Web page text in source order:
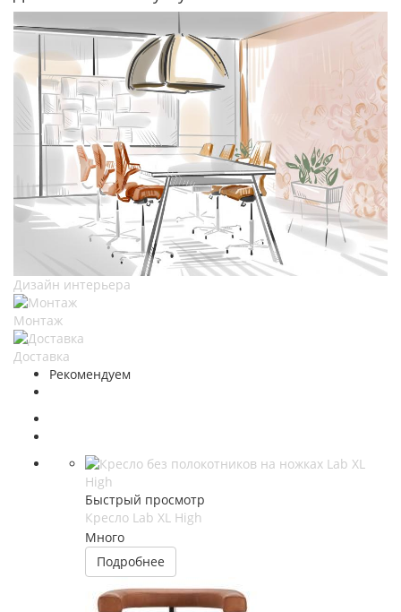
Дизайн интерьера
Монтаж
Доставка
Рекомендуем
Быстрый просмотр
Кресло Lab XL High
Много
Подробнее